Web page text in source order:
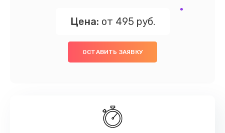
Цена: от 495 руб.
ОСТАВИТЬ ЗАЯВКУ